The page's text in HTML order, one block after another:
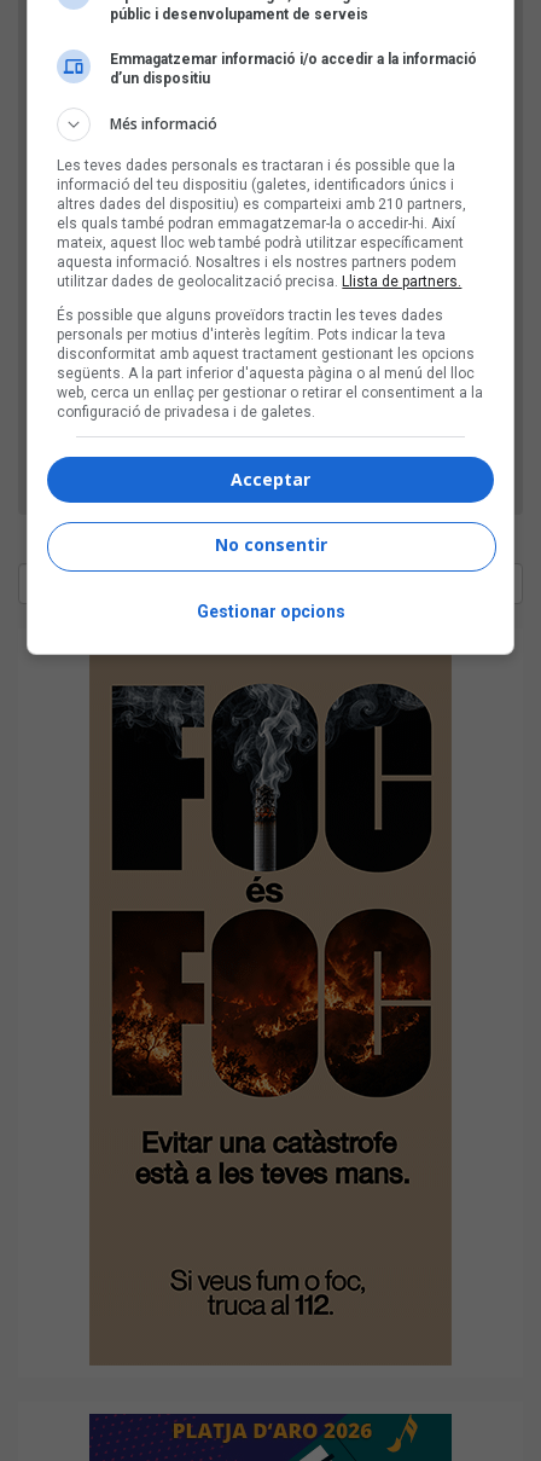
Comprovació: escriu l'any actual, amb 4 xifres
D'aquesta manera, verifiquem que el teu comentari
no l'envia un robot publicitari.
públic i desenvolupament de serveis
Emmagatzemar informació i/o accedir a la informació
d’un dispositiu
Més informació
Les teves dades personals es tractaran i és possible que la
informació del teu dispositiu (galetes, identificadors únics i
altres dades del dispositiu) es comparteixi amb 210 partners,
els quals també podran emmagatzemar-la o accedir-hi. Així
mateix, aquest lloc web també podrà utilitzar específicament
aquesta informació. Nosaltres i els nostres partners podem
utilitzar dades de geolocalització precisa. Llista de partners.
És possible que alguns proveïdors tractin les teves dades
personals per motius d'interès legítim. Pots indicar la teva
disconformitat amb aquest tractament gestionant les opcions
següents. A la part inferior d'aquesta pàgina o al menú del lloc
web, cerca un enllaç per gestionar o retirar el consentiment a la
configuració de privadesa i de galetes.
Acceptar
No consentir
Gestionar opcions